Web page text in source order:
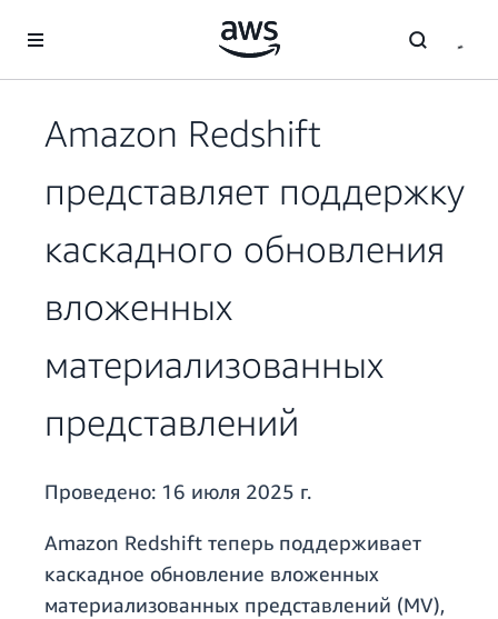
Перейти к главному контенту
Amazon Redshift
представляет поддержку
каскадного обновления
вложенных
материализованных
представлений
Проведено: 16 июля 2025 г.
Amazon Redshift теперь поддерживает
каскадное обновление вложенных
материализованных представлений (MV),